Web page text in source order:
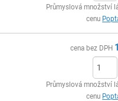
Průmyslová množství
cenu
cena bez DPH
Průmyslová množství
cenu